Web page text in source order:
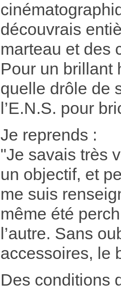
découvrais
marteau et des
Pour un brillant
quelle drôle de
l’E.N.S. pour
Je reprends :
"Je savais très
un objectif, et
me suis
même été
l’autre. Sans
accessoires, le
Des conditions